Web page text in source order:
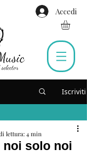
Accedi
Iscriviti
noi solo noi
lettura: 4 min